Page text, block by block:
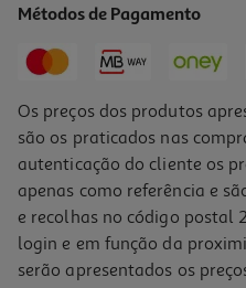
Price reduced from
54,99 €to
Promoção
Métodos de Pagamento
Os preços dos produtos
são os praticados nas
autenticação do cliente os
apenas como referência e
e recolhas no código postal
login e em função da
serão apresentados os